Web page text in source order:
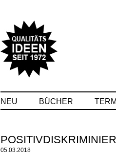
NEU BÜCHER
05.03.2018